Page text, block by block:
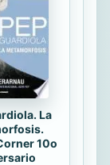
La
10o